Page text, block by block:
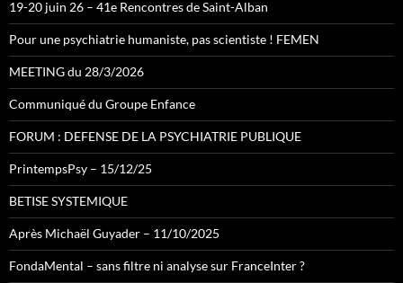
19-20 juin 26 – 41e Rencontres de Saint-Alban
Pour une psychiatrie humaniste, pas scientiste ! FEMEN
MEETING du 28/3/2026
Communiqué du Groupe Enfance
FORUM : DEFENSE DE LA PSYCHIATRIE PUBLIQUE
PrintempsPsy – 15/12/25
BETISE SYSTEMIQUE
Après Michaël Guyader – 11/10/2025
FondaMental – sans filtre ni analyse sur FranceInter ?